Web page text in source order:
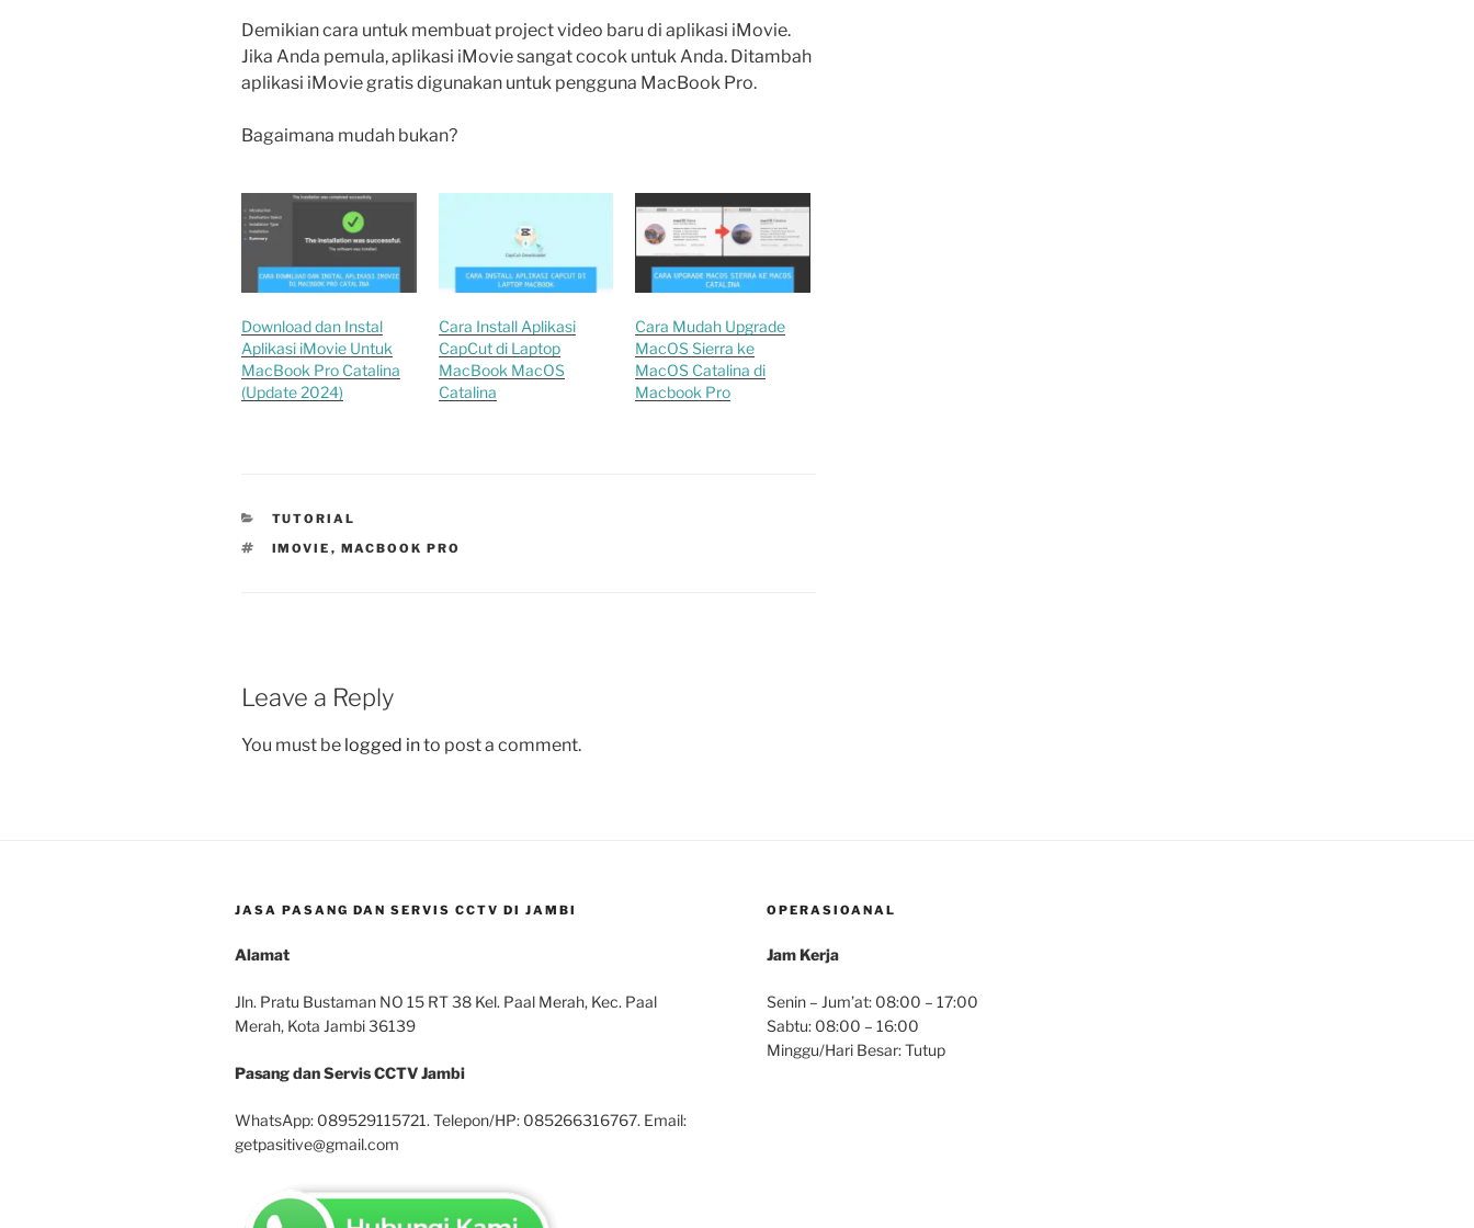
Demikian cara untuk membuat project video baru di aplikasi iMovie.
Jika Anda pemula, aplikasi iMovie sangat cocok untuk Anda. Ditambah
aplikasi iMovie gratis digunakan untuk pengguna MacBook Pro.
Bagaimana mudah bukan?
Download dan Instal
Aplikasi iMovie Untuk
MacBook Pro Catalina
(Update 2024)
Cara Install Aplikasi
CapCut di Laptop
MacBook MacOS
Catalina
Cara Mudah Upgrade
MacOS Sierra ke
MacOS Catalina di
Macbook Pro
CATEGORIES
TUTORIAL
TAGS
IMOVIE , MACBOOK PRO
Leave a Reply
You must be logged into post a comment.
JASA PASANG DAN SERVIS CCTV DI JAMBI
Alamat
Jln. Pratu Bustaman NO 15 RT 38 Kel. Paal Merah, Kec. Paal
Merah, Kota Jambi 36139
Pasang dan Servis CCTV Jambi
WhatsApp: 089529115721. Telepon/HP: 085266316767. Email:
getpasitive@gmail.com
OPERASIOANAL
Jam Kerja
Senin – Jum’at: 08:00 – 17:00
Sabtu: 08:00 – 16:00
Minggu/Hari Besar: Tutup